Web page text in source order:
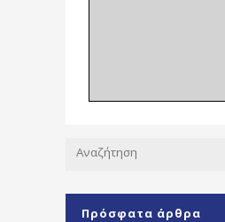
Πρόσφατα άρθρα